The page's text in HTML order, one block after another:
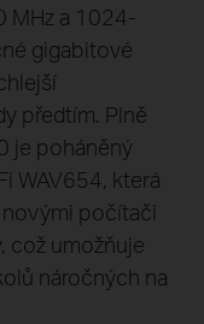
MHz a 1024-
gigabitové
předtím. Plně
je poháněný
WAV654, která
počítači
což umožňuje
náročných na